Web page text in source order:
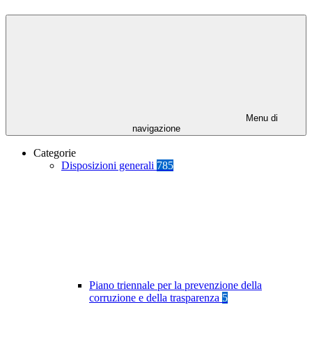
Menu di
navigazione
Categorie
Disposizioni generali 785
Piano triennale per la prevenzione della
corruzione e della trasparenza 5